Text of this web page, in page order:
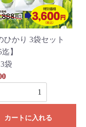
ひかり 3袋セット
迄】
袋
カートに入れる